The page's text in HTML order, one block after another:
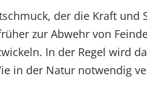
der die Kraft
zur Abwehr von
In der Regel wird
in der Natur notwendig